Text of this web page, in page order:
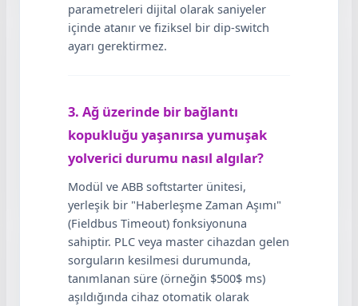
parametreleri dijital olarak saniyeler
içinde atanır ve fiziksel bir dip-switch
ayarı gerektirmez.
3. Ağ üzerinde bir bağlantı
kopukluğu yaşanırsa yumuşak
yolverici durumu nasıl algılar?
Modül ve ABB softstarter ünitesi,
yerleşik bir "Haberleşme Zaman Aşımı"
(Fieldbus Timeout) fonksiyonuna
sahiptir. PLC veya master cihazdan gelen
sorguların kesilmesi durumunda,
tanımlanan süre (örneğin $500$ ms)
aşıldığında cihaz otomatik olarak